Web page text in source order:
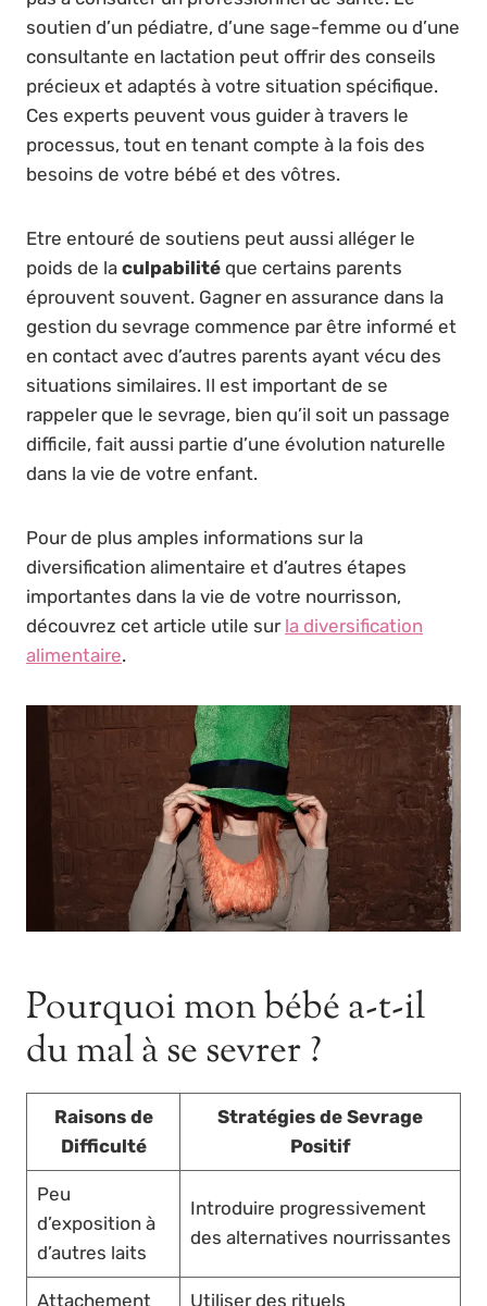
soutien d’un pédiatre, d’une sage-femme ou d’une
consultante en lactation peut offrir des conseils
précieux et adaptés à votre situation spécifique.
Ces experts peuvent vous guider à travers le
processus, tout en tenant compte à la fois des
besoins de votre bébé et des vôtres.
Etre entouré de soutiens peut aussi alléger le
poids de la culpabilité que certains parents
éprouvent souvent. Gagner en assurance dans la
gestion du sevrage commence par être informé et
en contact avec d’autres parents ayant vécu des
situations similaires. Il est important de se
rappeler que le sevrage, bien qu’il soit un passage
difficile, fait aussi partie d’une évolution naturelle
dans la vie de votre enfant.
Pour de plus amples informations sur la
diversification alimentaire et d’autres étapes
importantes dans la vie de votre nourrisson,
découvrez cet article utile sur la diversification
alimentaire.
Pourquoi mon bébé a-t-il
du mal à se sevrer ?
Raisons de
Difficulté
Stratégies de Sevrage
Positif
Peu
d’exposition à
d’autres laits
Introduire progressivement
des alternatives nourrissantes
Attachement Utiliser des rituels